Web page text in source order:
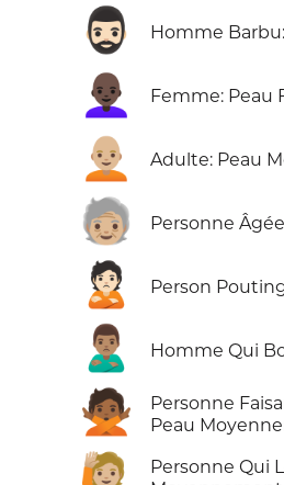
🧔🏻‍♂️ Homme
👩🏿‍🦲 Femme: Peau
🧑🏼‍🦲 Adulte: Peau
🧓🏼 Personne
🙎🏻 Person
🙎🏽‍♂️ Homme Qui
🙅🏾
Personne
Peau
Personne Qui